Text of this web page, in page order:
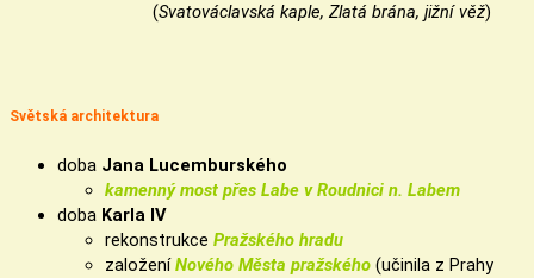
(Svatováclavská kaple, Zlatá brána, jižní věž)
Světská architektura
doba Jana Lucemburského
kamenný most přes Labe v Roudnici n. Labem
doba Karla IV
rekonstrukce Pražského hradu
založeníNového Města pražského (učinila z Prahy